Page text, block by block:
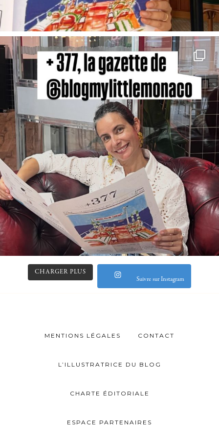
CHARGER PLUS
Suivre sur Instagram
MENTIONS LÉGALES CONTACT
L’ILLUSTRATRICE DU BLOG
CHARTE ÉDITORIALE
ESPACE PARTENAIRES